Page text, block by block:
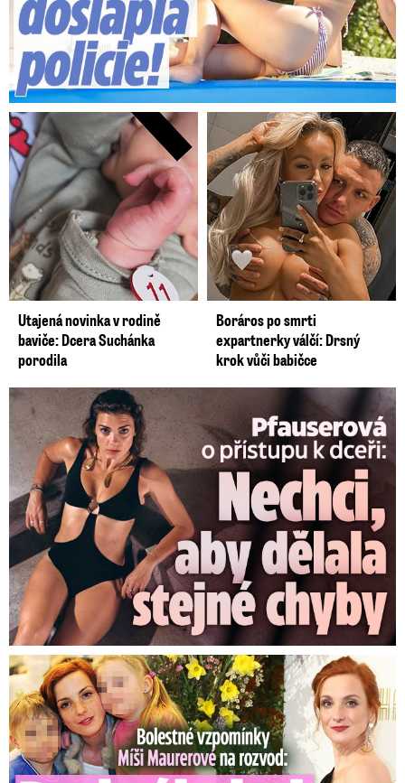
Utajená novinka v rodině
baviče: Dcera Suchánka
porodila
Boráros po smrti
expartnerky válčí: Drsný
krok vůči babičce
Pfauserová o dceři: Nechci, aby dělala stejné chyby jako já
Bolestné vzpomínky Míši Maurerové: Prohrála boj o dvojčata!